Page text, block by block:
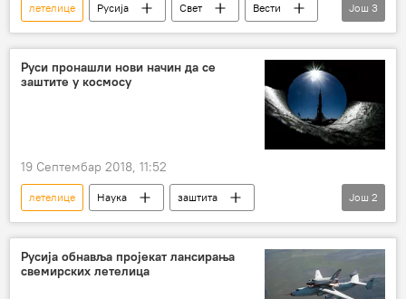
летелице Русија Свет
Вести
Тупољев
Б-52 бомбардер Б-52
Још 3
Руси пронашли нови начин да се
заштите у космосу
19 Септембар 2018, 11:52
летелице Наука
заштита
Друштво
Свемир
Још 2
Русија обнавља пројекат лансирањa
свемирских летелица